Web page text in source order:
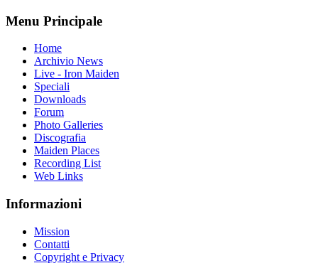
Menu Principale
Home
Archivio News
Live - Iron Maiden
Speciali
Downloads
Forum
Photo Galleries
Discografia
Maiden Places
Recording List
Web Links
Informazioni
Mission
Contatti
Copyright e Privacy